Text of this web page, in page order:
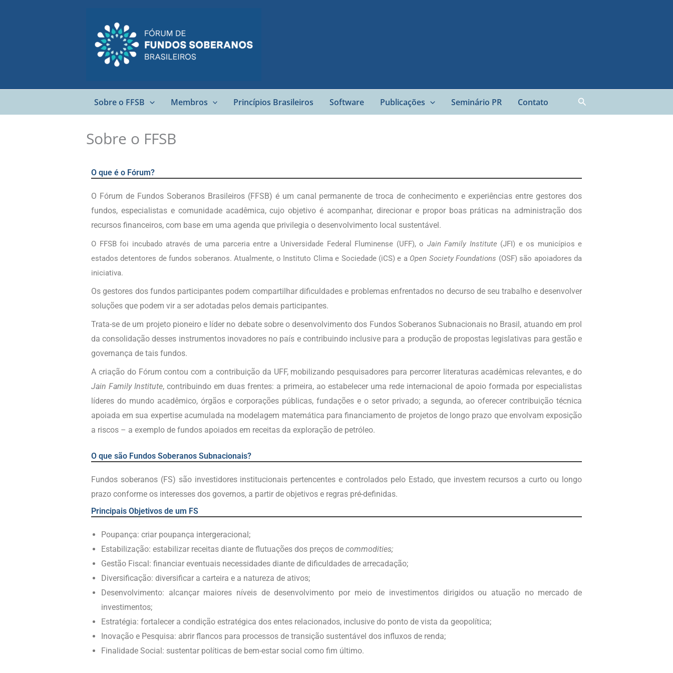
Sobre o FFSB Membros Princípios Brasileiros Software Publicações Seminário PR Contato Pesquisar
Sobre o FFSB
O que é o Fórum?
O Fórum de Fundos Soberanos Brasileiros (FFSB) é um canal permanente de troca de conhecimento e experiências entre gestores dos
fundos, especialistas e comunidade acadêmica, cujo objetivo é acompanhar, direcionar e propor boas práticas na administração dos
recursos financeiros, com base em uma agenda que privilegia o desenvolvimento local sustentável.
O FFSB foi incubado através de uma parceria entre a Universidade Federal Fluminense (UFF), o Jain Family Institute (JFI) e os municípios e
estados detentores de fundos soberanos. Atualmente, o Instituto Clima e Sociedade (iCS) e a Open Society Foundations (OSF) são apoiadores da
iniciativa.
Os gestores dos fundos participantes podem compartilhar dificuldades e problemas enfrentados no decurso de seu trabalho e desenvolver
soluções que podem vir a ser adotadas pelos demais participantes.
Trata-se de um projeto pioneiro e líder no debate sobre o desenvolvimento dos Fundos Soberanos Subnacionais no Brasil, atuando em prol
da consolidação desses instrumentos inovadores no país e contribuindo inclusive para a produção de propostas legislativas para gestão e
governança de tais fundos.
A criação do Fórum contou com a contribuição da UFF, mobilizando pesquisadores para percorrer literaturas acadêmicas relevantes, e do
Jain Family Institute, contribuindo em duas frentes: a primeira, ao estabelecer uma rede internacional de apoio formada por especialistas
líderes do mundo acadêmico, órgãos e corporações públicas, fundações e o setor privado; a segunda, ao oferecer contribuição técnica
apoiada em sua expertise acumulada na modelagem matemática para financiamento de projetos de longo prazo que envolvam exposição
a riscos – a exemplo de fundos apoiados em receitas da exploração de petróleo.
O que são Fundos Soberanos Subnacionais?
Fundos soberanos (FS) são investidores institucionais pertencentes e controlados pelo Estado, que investem recursos a curto ou longo
prazo conforme os interesses dos governos, a partir de objetivos e regras pré-definidas.
Principais Objetivos de um FS
Poupança: criar poupança intergeracional;
Estabilização: estabilizar receitas diante de flutuações dos preços de commodities;
Gestão Fiscal: financiar eventuais necessidades diante de dificuldades de arrecadação;
Diversificação: diversificar a carteira e a natureza de ativos;
Desenvolvimento: alcançar maiores níveis de desenvolvimento por meio de investimentos dirigidos ou atuação no mercado de
investimentos;
Estratégia: fortalecer a condição estratégica dos entes relacionados, inclusive do ponto de vista da geopolítica;
Inovação e Pesquisa: abrir flancos para processos de transição sustentável dos influxos de renda;
Finalidade Social: sustentar políticas de bem-estar social como fim último.